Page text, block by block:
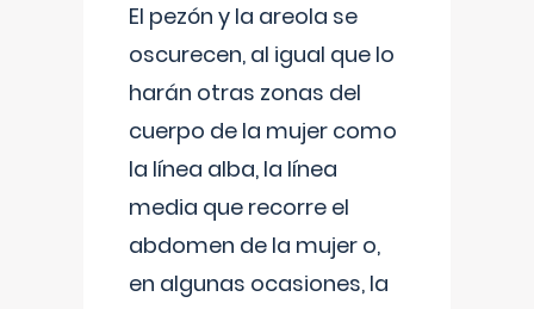
El pezón y la areola se
oscurecen, al igual que lo
harán otras zonas del
cuerpo de la mujer como
la línea alba, la línea
media que recorre el
abdomen de la mujer o,
en algunas ocasiones, la